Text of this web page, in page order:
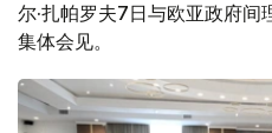
尔·扎帕罗夫7日与欧亚政府
集体会见。